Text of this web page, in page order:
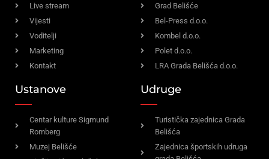
Live stream
Vijesti
Voditelji
Marketing
Kontakt
Grad Belišće
Bel-Press d.o.o.
Kombel d.o.o.
Polet d.o.o.
LRA Grada Belišća d.o.o.
Ustanove
Centar kulture Sigmund
Romberg
Muzej Belišće
Udruge
Turistička zajednica Grada
Belišća
Zajednica športskih udruga